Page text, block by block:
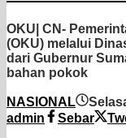
OKU| CN-
(OKU) melalui
dari Gubernur
bahan pokok
NASIONAL
admin
Sebar